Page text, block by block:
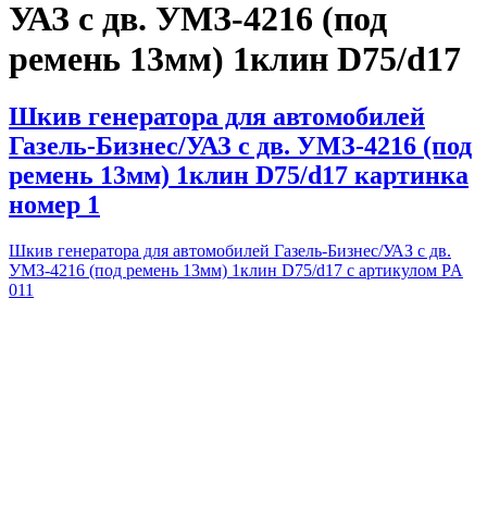
УАЗ с дв. УМЗ-4216 (под
ремень 13мм) 1клин D75/d17
Шкив генератора для автомобилей
Газель-Бизнес/УАЗ с дв. УМЗ-4216 (под
ремень 13мм) 1клин D75/d17 картинка
номер 1
Шкив генератора для автомобилей Газель-Бизнес/УАЗ с дв.
УМЗ-4216 (под ремень 13мм) 1клин D75/d17 с артикулом PA
011